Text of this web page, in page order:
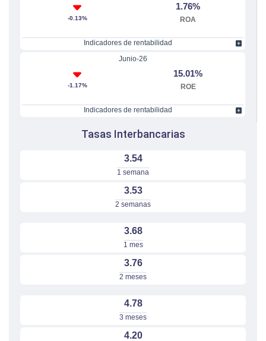
-0.13%
1.76%
ROA
Indicadores de rentabilidad
Junio-26
-1.17%
15.01%
ROE
Indicadores de rentabilidad
Tasas Interbancarias
3.54
1 semana
3.53
2 semanas
3.68
1 mes
3.76
2 meses
4.78
3 meses
4.20